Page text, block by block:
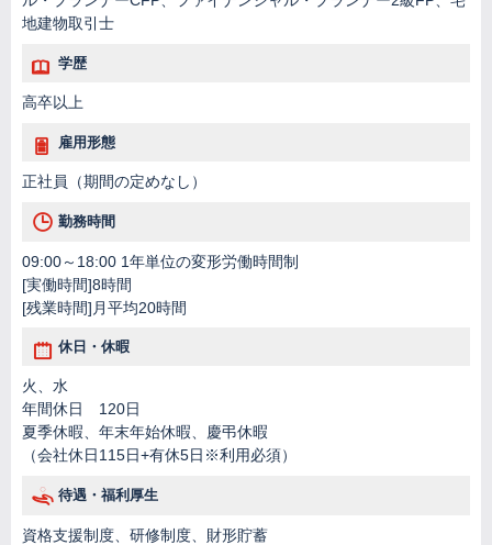
地建物取引士
学歴
高卒以上
雇用形態
正社員（期間の定めなし）
勤務時間
09:00～18:00 1年単位の変形労働時間制
[実働時間]8時間
[残業時間]月平均20時間
休日・休暇
火、水
年間休日 120日
夏季休暇、年末年始休暇、慶弔休暇
（会社休日115日+有休5日※利用必須）
待遇・福利厚生
資格支援制度、研修制度、財形貯蓄